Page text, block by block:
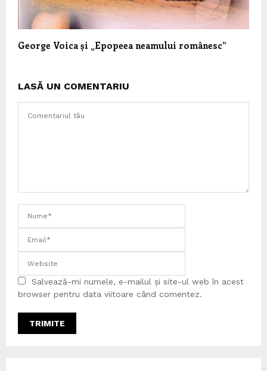
George Voica și „Epopeea neamului românesc”
LASĂ UN COMENTARIU
Salvează-mi numele, e-mailul și site-ul web în acest
browser pentru data viitoare când comentez.